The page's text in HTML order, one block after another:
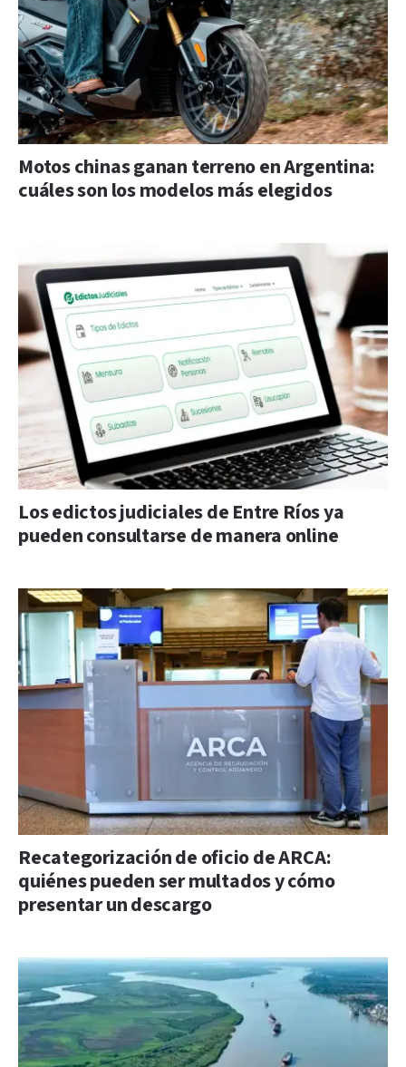
Motos chinas ganan terreno en Argentina:
cuáles son los modelos más elegidos
Los edictos judiciales de Entre Ríos ya
pueden consultarse de manera online
Recategorización de oficio de ARCA:
quiénes pueden ser multados y cómo
presentar un descargo